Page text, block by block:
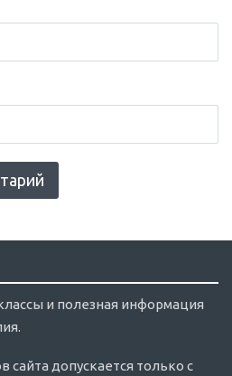
и полезная информация
сайта допускается только с